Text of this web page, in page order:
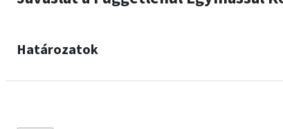
Határozatok